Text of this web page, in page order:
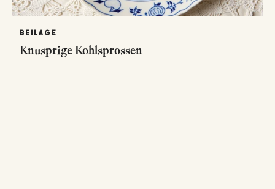
BEILAGE
Knusprige Kohlsprossen